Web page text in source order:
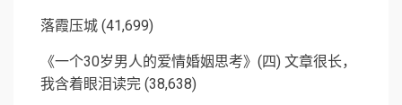
落霞压城 (41,699)
《一个30岁男人的爱情婚姻思考》(四) 文章很长，
我含着眼泪读完 (38,638)